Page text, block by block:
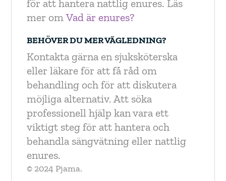
för att hantera nattlig enures. Läs
mer omVad är enures?
BEHÖVER DU MER VÄGLEDNING?
Kontakta gärna en sjuksköterska
eller läkare för att få råd om
behandling och för att diskutera
möjliga alternativ. Att söka
professionell hjälp kan vara ett
viktigt steg för att hantera och
behandla sängvätning eller nattlig
enures.
© 2024 Pjama.